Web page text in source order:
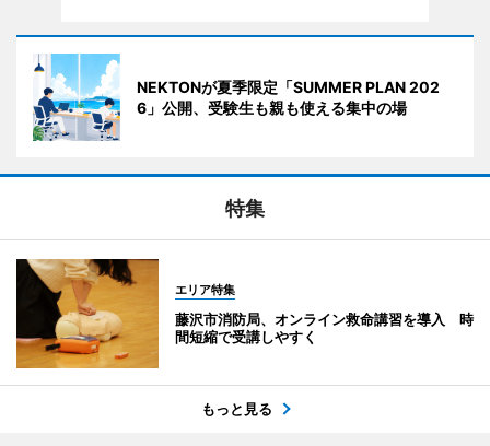
NEKTONが夏季限定「SUMMER PLAN 202
6」公開、受験生も親も使える集中の場
特集
エリア特集
藤沢市消防局、オンライン救命講習を導入 時
間短縮で受講しやすく
もっと見る